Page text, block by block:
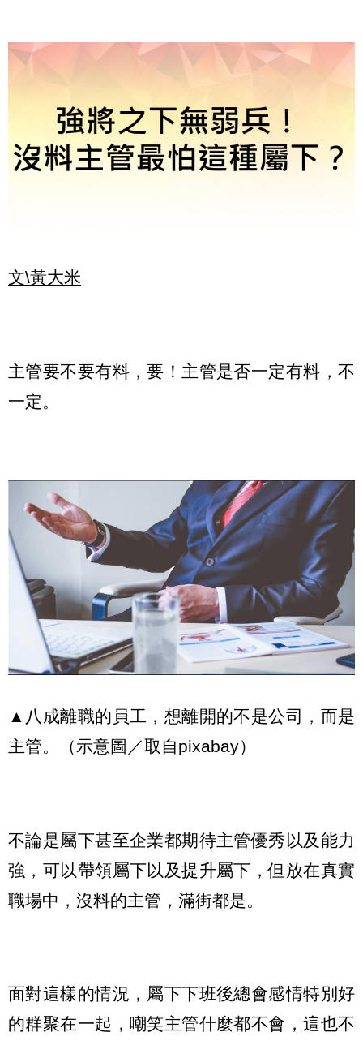
文\黃大米
主管要不要有料，要！主管是否一定有料，不
一定。
▲八成離職的員工，想離開的不是公司，而是
主管。（示意圖／取自pixabay）
不論是屬下甚至企業都期待主管優秀以及能力
強，可以帶領屬下以及提升屬下，但放在真實
職場中，沒料的主管，滿街都是。
面對這樣的情況，屬下下班後總會感情特別好
的群聚在一起，嘲笑主管什麼都不會，這也不